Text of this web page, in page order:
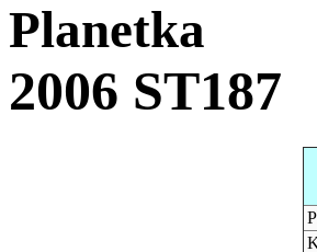
Planetka
2006 ST187